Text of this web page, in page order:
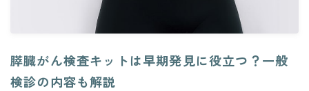
膵臓がん検査キットは早期発見に役立つ？一般
検診の内容も解説